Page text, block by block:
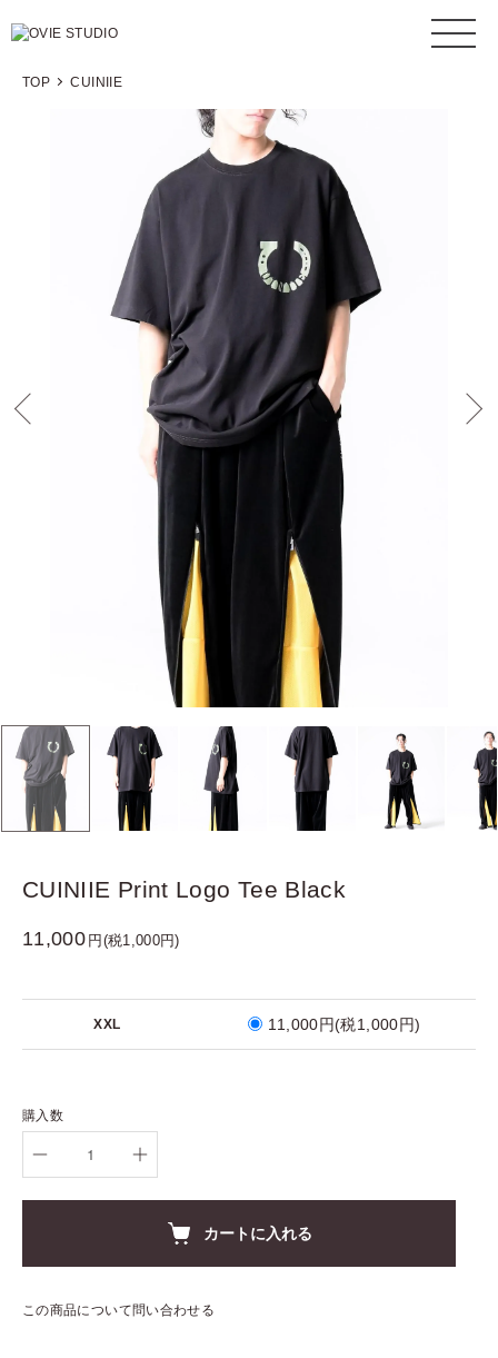
TOP CUINIIE
CUINIIE Print Logo Tee Black
11,000 円(税1,000円)
XXL 11,000円(税1,000円)
購入数
カートに入れる
この商品について問い合わせる